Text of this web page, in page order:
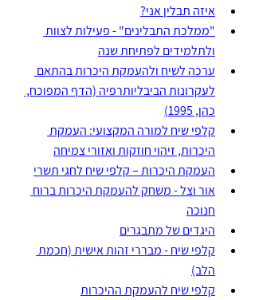
איזה תבלין אני?
"ממלכת התבלינים" - פעילות לצוות
ולתלמידים לפתיחת שנה
ערכה לשיח ולהעמקת היכרות בהתאם
לעקרונות הביבליותרפיה (הדף המפוכח,
כהן, 1995)
קלפי שיח למורה המקצועי: העמקת
היכרות, זיהוי חוזקות ואזורי צמיחה
העמקת היכרות – קלפי שיח לחגי תשרי
אור וצל - משחק להעמקת היכרות ברוח
חנוכה
היגדים של מתבגרים
קלפי שיח - מבררי זהות אישית (חכמת
הלב)
קלפי שיח להעמקת ההיכרות